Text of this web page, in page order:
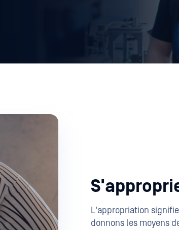
L'appropriation
donnons les moyens